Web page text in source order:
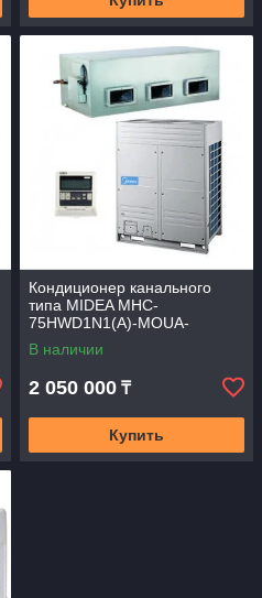
Кондиционер канального
типа MIDEA MHC-
75HWD1N1(A)-MOUA-
75HD1N1-R
В наличии
2 050 000 ₸
Купить